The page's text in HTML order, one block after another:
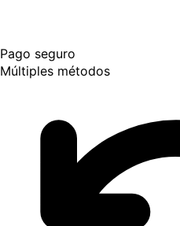
Pago seguro
Múltiples métodos